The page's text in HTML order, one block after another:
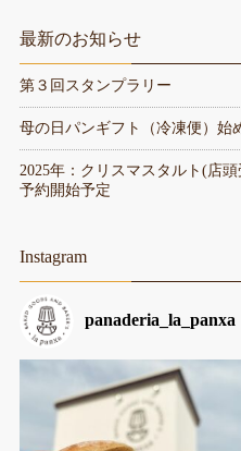
最新のお知らせ
第３回スタンプラリー
母の日パンギフト（冷凍便）始
2025年：クリスマスタルト(店
予約開始予定
Instagram
panaderia_la_panxa